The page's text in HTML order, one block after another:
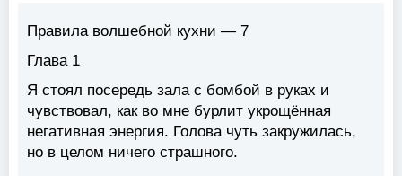
Правила волшебной кухни — 7
Глава 1
Я стоял посередь зала с бомбой в руках и
чувствовал, как во мне бурлит укрощённая
негативная энергия. Голова чуть закружилась,
но в целом ничего страшного.